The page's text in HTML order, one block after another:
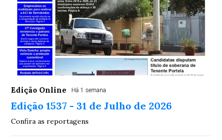
Edição Online Há 1 semana
Edição 1537 - 31 de Julho de 2026
Confira as reportagens